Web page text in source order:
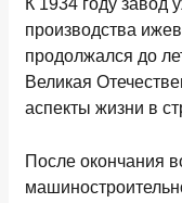
К 1934 году завод
производства
продолжался до
Великая
аспекты жизни в
После окончания